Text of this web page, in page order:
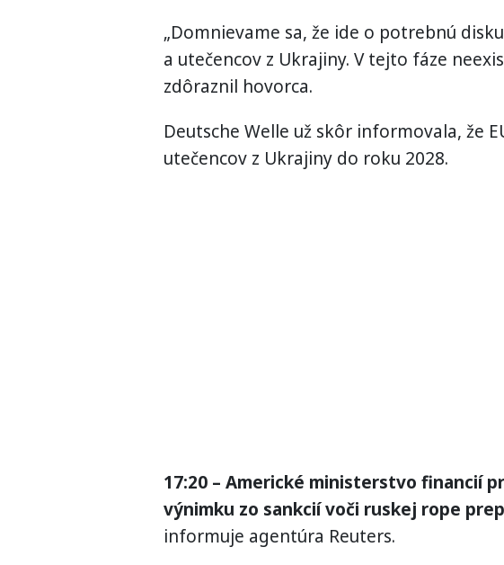
„Domnievame sa, že ide o potrebnú
a utečencov z Ukrajiny. V tejto fáze
zdôraznil hovorca.
Deutsche Welle už skôr informovala, že
utečencov z Ukrajiny do roku 2028.
17:20 – Americké ministerstvo financií
výnimku zo sankcií voči ruskej rope
informuje agentúra Reuters.